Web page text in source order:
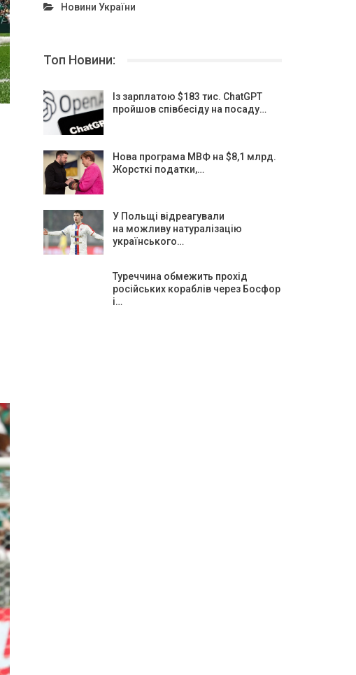
Новини України
Топ Новини:
Із зарплатою $183 тис. ChatGPT
пройшов співбесіду на посаду…
Нова програма МВФ на $8,1 млрд.
Жорсткі податки,…
У Польщі відреагували
на можливу натуралізацію
українського…
Туреччина обмежить прохід
російських кораблів через Босфор
і…